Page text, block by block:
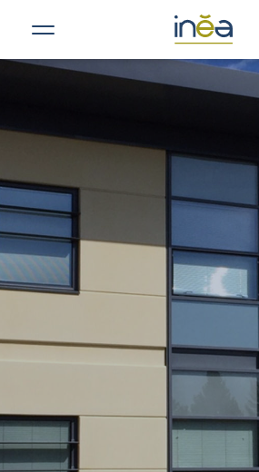
INVESTISSEURS
PORTE-DOCUMENTS
ACTIFS
Nancy
NANCY